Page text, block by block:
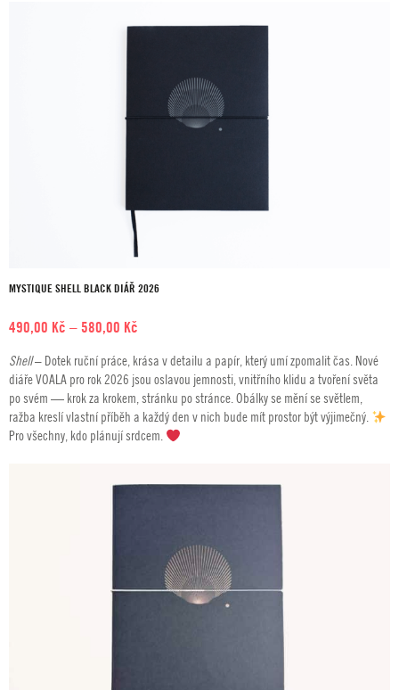
MYSTIQUE SHELL BLACK DIÁŘ 2026
490,00 Kč –580,00 Kč
490,00 Kč
až
580,00 Kč
Shell– Dotek ruční práce, krása v detailu a papír, který umí zpomalit čas. Nové
diáře VOALA pro rok 2026 jsou oslavou jemnosti, vnitřního klidu a tvoření světa
po svém — krok za krokem, stránku po stránce. Obálky se mění se světlem,
ražba kreslí vlastní příběh a každý den v nich bude mít prostor být výjimečný.
Pro všechny, kdo plánují srdcem.